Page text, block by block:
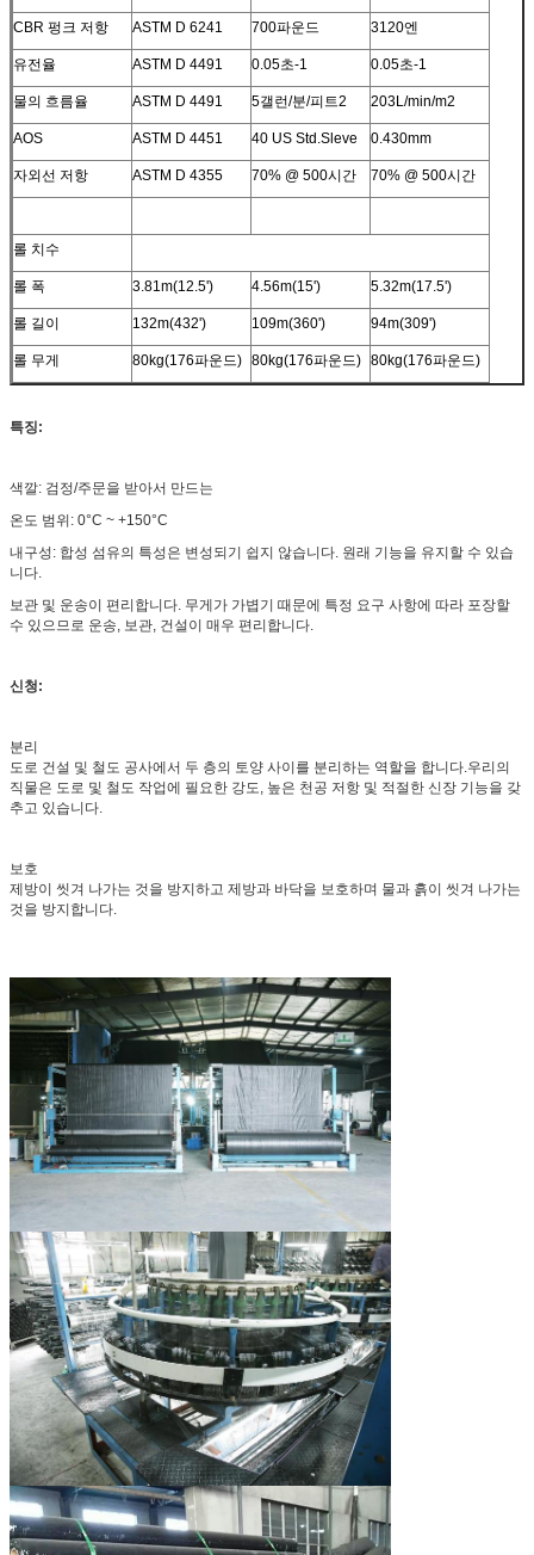
CBR 펑크 저항 ASTM D 6241 700파운드 3120엔
유전율 ASTM D 4491 0.05초-1 0.05초-1
물의 흐름율 ASTM D 4491 5갤런/분/피트2 203L/min/m2
AOS ASTM D 4451 40 US Std.Sleve 0.430mm
자외선 저항 ASTM D 4355 70% @ 500시간 70% @ 500시간
롤 치수
롤 폭 3.81m(12.5') 4.56m(15') 5.32m(17.5')
롤 길이 132m(432') 109m(360') 94m(309')
롤 무게 80kg(176파운드) 80kg(176파운드) 80kg(176파운드)
특징:
색깔: 검정/주문을 받아서 만드는
온도 범위: 0°C ~ +150°C
내구성: 합성 섬유의 특성은 변성되기 쉽지 않습니다. 원래 기능을 유지할 수 있습
니다.
보관 및 운송이 편리합니다. 무게가 가볍기 때문에 특정 요구 사항에 따라 포장할
수 있으므로 운송, 보관, 건설이 매우 편리합니다.
신청:
분리
도로 건설 및 철도 공사에서 두 층의 토양 사이를 분리하는 역할을 합니다.우리의
직물은 도로 및 철도 작업에 필요한 강도, 높은 천공 저항 및 적절한 신장 기능을 갖
추고 있습니다.
보호
제방이 씻겨 나가는 것을 방지하고 제방과 바닥을 보호하며 물과 흙이 씻겨 나가는
것을 방지합니다.